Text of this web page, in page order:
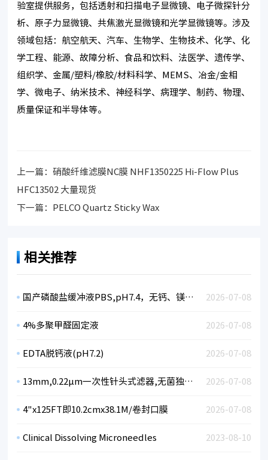
验室提供服务，包括透射和扫描电子显微镜、电子微探针分
析、原子力显微镜、共焦激光显微镜和光学显微镜等。涉及
领域包括：航空航天、汽车、生物学、生物技术、化学、化
学工程、能源、故障分析、食品和饮料、法医学、遗传学、
组织学、金属/塑料/橡胶/材料科学、MEMS、冶金/金相
学、微电子、纳米技术、神经科学、病理学、制药、物理、
质量保证和半导体等。
上一篇：硝酸纤维滤膜NC膜 NHF1350225 Hi-Flow Plus
HFC13502 大量现货
下一篇： PELCO Quartz Sticky Wax
相关推荐
2026-07-08
国产磷酸盐缓冲液PBS,pH7.4，无钙、镁、酚红
2026-07-08
4%多聚甲醛固定液
2026-07-08
EDTA脱钙液(pH7.2)
2026-07-08
13mm,0.22µm一次性针头式滤器,无菌独立包装，亲水PES膜
2026-07-08
4"x125FT即10.2cmx38.1M/卷封口膜
2023-08-10
Clinical Dissolving Microneedles